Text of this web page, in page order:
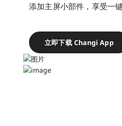
添加主屏小部件，享受一
立即下载 Changi App